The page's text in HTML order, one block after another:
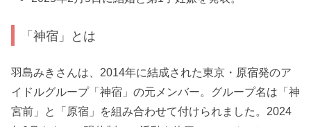
「神宿」とは
羽島みきさんは、2014年に結成された東京・原宿発のア
イドルグループ「神宿」の元メンバー。グループ名は「神
宮前」と「原宿」を組み合わせて付けられました。2024